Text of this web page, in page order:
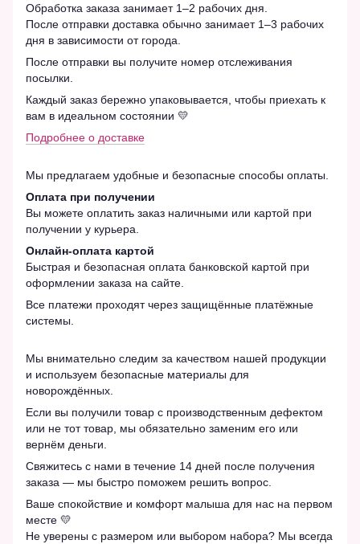
Обработка заказа занимает 1–2 рабочих дня.
После отправки доставка обычно занимает 1–3 рабочих
дня в зависимости от города.
После отправки вы получите номер отслеживания
посылки.
Каждый заказ бережно упаковывается, чтобы приехать к
вам в идеальном состоянии 💛
Подробнее о доставке
Мы предлагаем удобные и безопасные способы оплаты.
Оплата при получении
Вы можете оплатить заказ наличными или картой при
получении у курьера.
Онлайн-оплата картой
Быстрая и безопасная оплата банковской картой при
оформлении заказа на сайте.
Все платежи проходят через защищённые платёжные
системы.
Мы внимательно следим за качеством нашей продукции
и используем безопасные материалы для
новорождённых.
Если вы получили товар с производственным дефектом
или не тот товар, мы обязательно заменим его или
вернём деньги.
Свяжитесь с нами в течение 14 дней после получения
заказа — мы быстро поможем решить вопрос.
Ваше спокойствие и комфорт малыша для нас на первом
месте 💛
Не уверены с размером или выбором набора? Мы всегда